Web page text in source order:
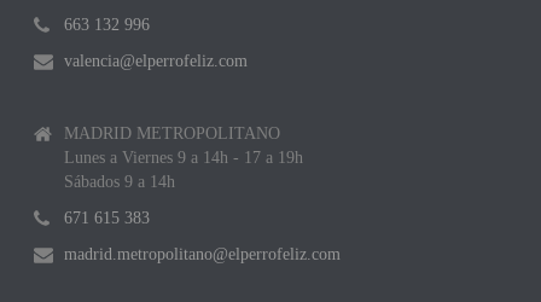
663 132 996
valencia@elperrofeliz.com
MADRID METROPOLITANO
Lunes a Viernes 9 a 14h - 17 a 19h
Sábados 9 a 14h
671 615 383
madrid.metropolitano@elperrofeliz.com